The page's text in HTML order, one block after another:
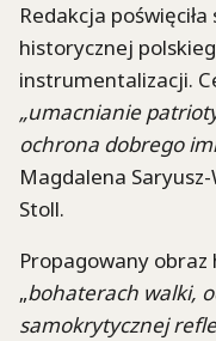
Redakcja
historycznej
instrumentalizacji.
„umacnianie
ochrona dobrego
Magdalena
Stoll.
Propagowany
„bohaterach walki,
samokrytycznej